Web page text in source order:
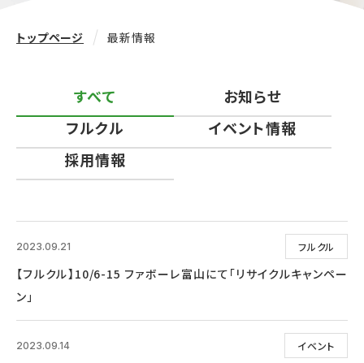
トップページ 最新情報
すべて
お知らせ
フルクル
イベント情報
採用情報
フルクル
2023.09.21
【フルクル】10/6-15 ファボーレ富山にて「リサイクルキャンペー
ン」
イベント
2023.09.14